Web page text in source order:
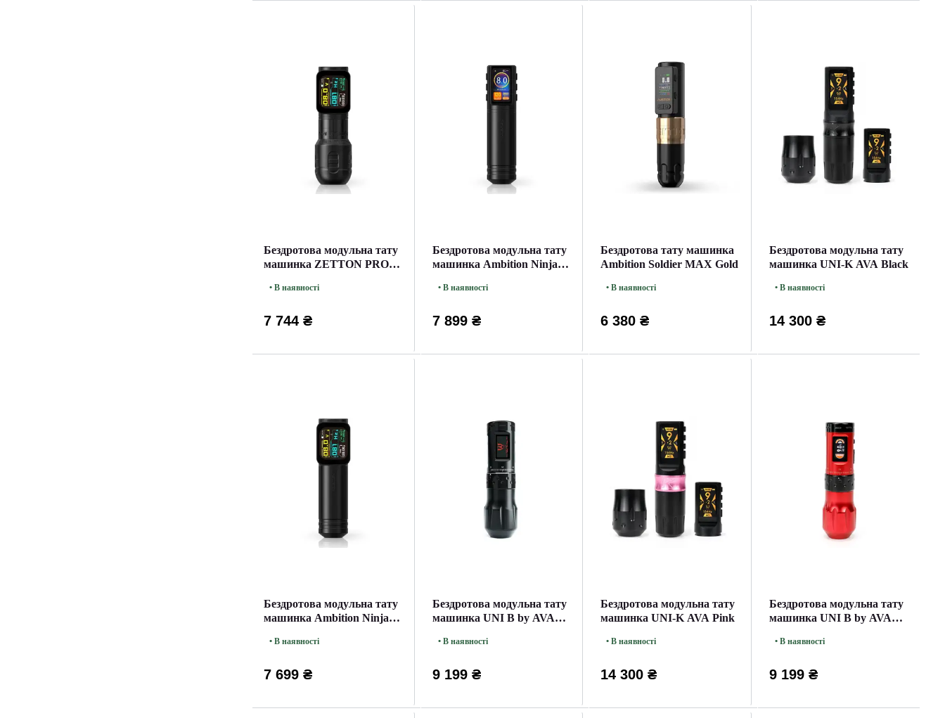
Бездротова модульна тату
машинка ZETTON PRO
• В наявності
7 744 ₴
Бездротова модульна тату
машинка Ambition Ninja
• В наявності
7 899 ₴
Бездротова тату машинка
Ambition Soldier MAX Gold
• В наявності
6 380 ₴
Бездротова модульна тату
машинка UNI-K AVA Black
• В наявності
14 300 ₴
Бездротова модульна тату
машинка Ambition Ninja
• В наявності
7 699 ₴
Бездротова модульна тату
машинка UNI B by AVA
• В наявності
9 199 ₴
Бездротова модульна тату
машинка UNI-K AVA Pink
• В наявності
14 300 ₴
Бездротова модульна тату
машинка UNI B by AVA
• В наявності
9 199 ₴